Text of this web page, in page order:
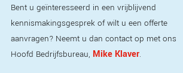
Bent u geïnteresseerd in een vrijblijvend
kennismakingsgesprek of wilt u een offerte
aanvragen? Neemt u dan contact op met ons
Hoofd Bedrijfsbureau, Mike Klaver.